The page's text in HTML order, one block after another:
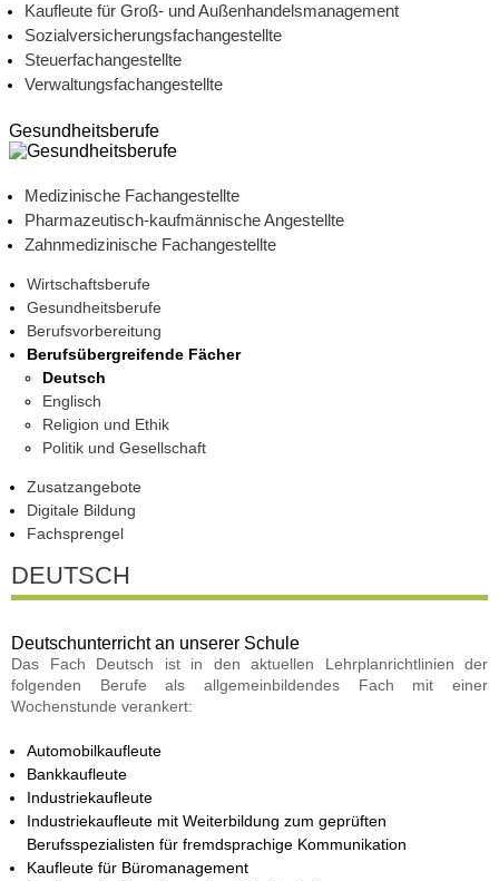
Kaufleute für Groß- und Außenhandelsmanagement
Sozialversicherungsfachangestellte
Steuerfachangestellte
Verwaltungsfachangestellte
Gesundheitsberufe
Medizinische Fachangestellte
Pharmazeutisch-kaufmännische Angestellte
Zahnmedizinische Fachangestellte
Wirtschaftsberufe
Gesundheitsberufe
Berufsvorbereitung
Berufsübergreifende Fächer
Deutsch
Englisch
Religion und Ethik
Politik und Gesellschaft
Zusatzangebote
Digitale Bildung
Fachsprengel
DEUTSCH
Deutschunterricht an unserer Schule
Das Fach Deutsch ist in den aktuellen Lehrplanrichtlinien der
folgenden Berufe als allgemeinbildendes Fach mit einer
Wochenstunde verankert:
Automobilkaufleute
Bankkaufleute
Industriekaufleute
Industriekaufleute mit Weiterbildung zum geprüften
Berufsspezialisten für fremdsprachige Kommunikation
Kaufleute für Büromanagement